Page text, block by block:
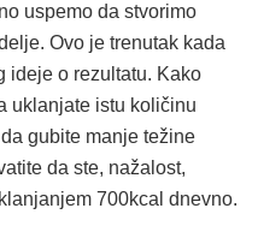
uspemo da stvorimo
Ovo je trenutak kada
ideje o rezultatu. Kako
uklanjate istu količinu
gubite manje težine
da ste, nažalost,
700kcal dnevno.